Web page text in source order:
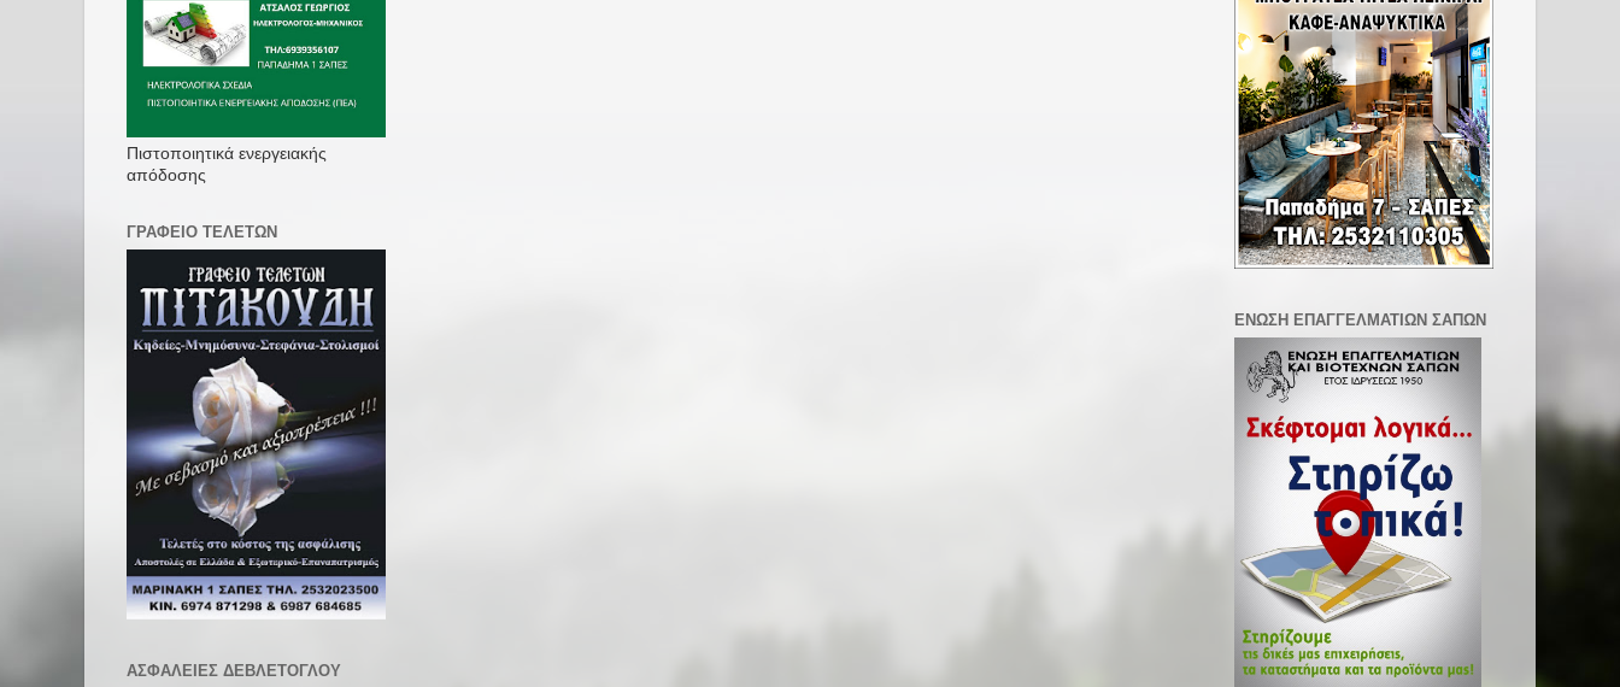
Πιστοποιητικά ενεργειακής
απόδοσης
ΓΡΑΦΕΙΟ ΤΕΛΕΤΩΝ
ΑΣΦΑΛΕΙΕΣ ΔΕΒΛΕΤΟΓΛΟΥ
ΕΝΩΣΗ ΕΠΑΓΓΕΛΜΑΤΙΩΝ ΣΑΠΩΝ